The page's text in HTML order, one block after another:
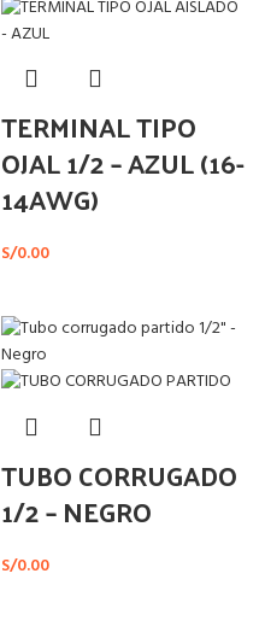
TERMINAL TIPO
OJAL 1/2 – AZUL (16-
14AWG)
S/0.00
TUBO CORRUGADO
1/2 – NEGRO
S/0.00